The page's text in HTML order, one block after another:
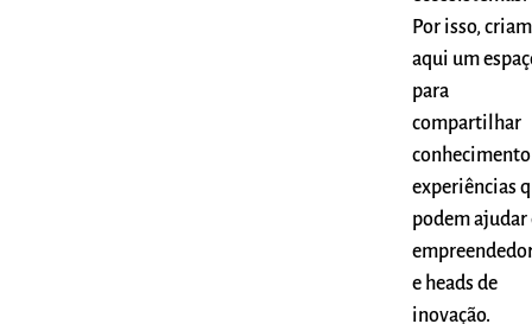
Por isso,
aqui um
para
compartilhar
conhecimento
experiências
podem ajudar
e heads de
inovação.